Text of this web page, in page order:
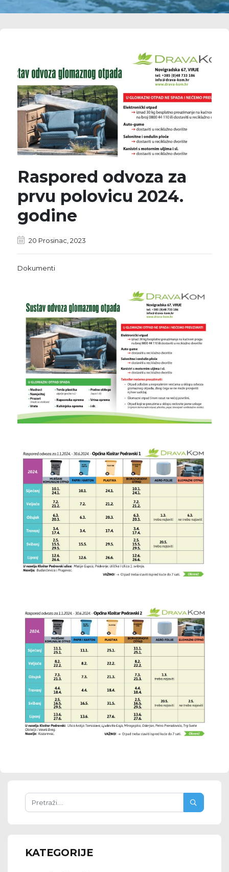
Raspored odvoza za
prvu polovicu 2024.
godine
20 Prosinac, 2023
Dokumenti
KATEGORIJE